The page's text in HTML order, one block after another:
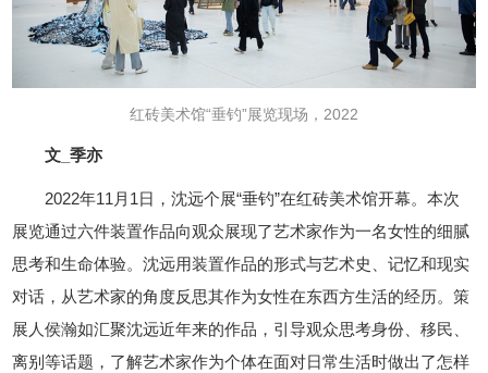
红砖美术馆“垂钓”展览现场，2022
文_季亦
2022年11月1日，沈远个展“垂钓”在红砖美术馆开幕。本次
展览通过六件装置作品向观众展现了艺术家作为一名女性的细腻
思考和生命体验。沈远用装置作品的形式与艺术史、记忆和现实
对话，从艺术家的角度反思其作为女性在东西方生活的经历。策
展人侯瀚如汇聚沈远近年来的作品，引导观众思考身份、移民、
离别等话题，了解艺术家作为个体在面对日常生活时做出了怎样